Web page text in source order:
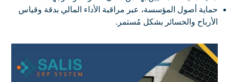
حماية أصول المؤسسة، عبر مراقبة الأداء المالي بدقة وقياس
الأرباح والخسائر بشكل مُستمر.